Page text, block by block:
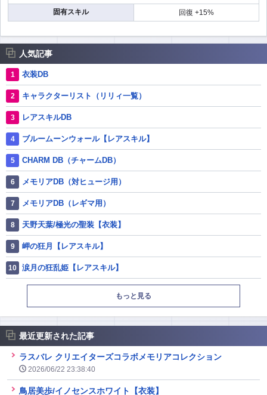
固有スキル
回復 +15%
人気記事
衣装DB
キャラクターリスト（リリィ一覧）
レアスキルDB
ブルームーンウォール【レアスキル】
CHARM DB（チャームDB）
メモリアDB（対ヒュージ用）
メモリアDB（レギマ用）
天野天葉/極光の聖装【衣装】
岬の狂月【レアスキル】
涙月の狂乱姫【レアスキル】
もっと見る
最近更新された記事
ラスバレ クリエイターズコラボメモリアコレクション
2026/06/22 23:38:40
鳥居美歩/イノセンスホワイト【衣装】